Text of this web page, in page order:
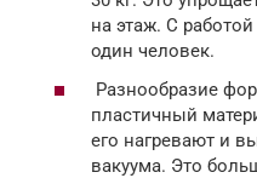
на этаж. С
один человек.
Разнообразие
пластичный
его нагревают и
вакуума. Это